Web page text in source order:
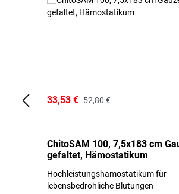
33,53 € 52,80 €
ChitoSAM 100, 7,5x183 cm
gefaltet, Hämostatikum
Hochleistungshämostatikum für
lebensbedrohliche Blutungen